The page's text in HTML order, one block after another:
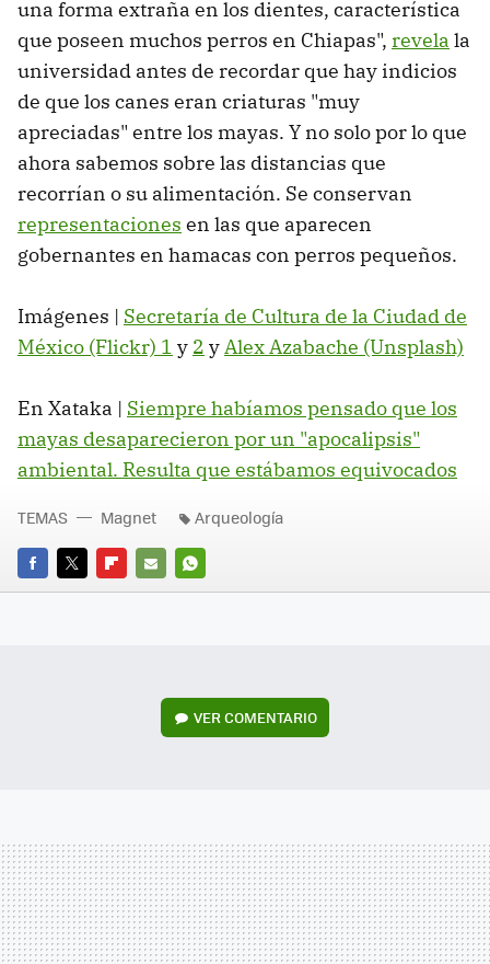
una forma extraña en los dientes, característica
que poseen muchos perros en Chiapas", revela la
universidad antes de recordar que hay indicios
de que los canes eran criaturas "muy
apreciadas" entre los mayas. Y no solo por lo que
ahora sabemos sobre las distancias que
recorrían o su alimentación. Se conservan
representaciones en las que aparecen
gobernantes en hamacas con perros pequeños.
Imágenes | Secretaría de Cultura de la Ciudad de
México (Flickr) 1 y 2 yAlex Azabache (Unsplash)
En Xataka | Siempre habíamos pensado que los
mayas desaparecieron por un "apocalipsis"
ambiental. Resulta que estábamos equivocados
FACEBOOK
TWITTERFLIPBOARD
E-
WHATSAPP
TEMAS Magnet Arqueología
VERCOMENTARIO